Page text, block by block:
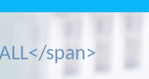
span>